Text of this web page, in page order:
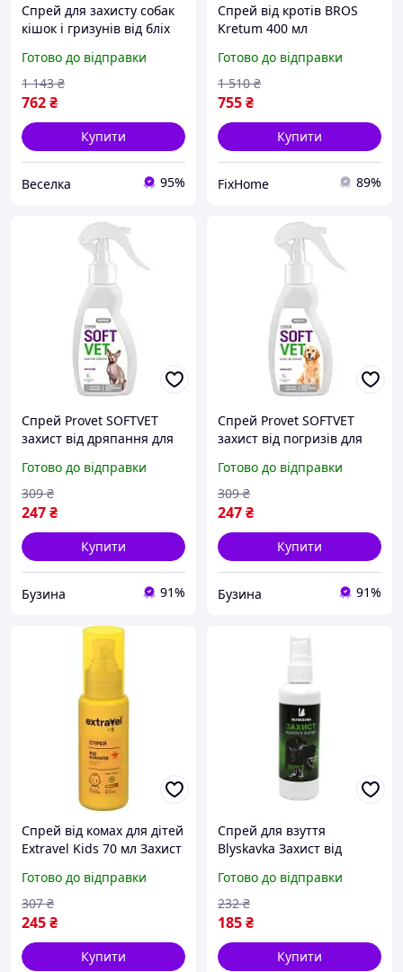
Спрей для захисту собак
кішок і гризунів від бліх
мл SPICY
Готово до відправки
762₴
1 143 ₴
Купити
Веселка 95%
Спрей від кротів BROS
Kretum 400 мл
захисту саду городу від
гризунів
Готово до відправки
755₴
1 510 ₴
Купити
FixHome 89%
Спрей Provet SOFTVET
захист від дряпання для
PR244018 buzyna
Готово до відправки
247₴
309 ₴
Купити
Бузина 91%
Спрей Provet SOFTVET
захист від погризів для
PR244019 buzyna
Готово до відправки
247₴
309 ₴
Купити
Бузина 91%
Спрей від комах для дітей
Extravel Kids 70 мл Захист
Готово до відправки
245₴
307 ₴
Купити
Спрей для взуття
Blyskavka Захист від
4820055141567 buzyna
Готово до відправки
185₴
232 ₴
Купити